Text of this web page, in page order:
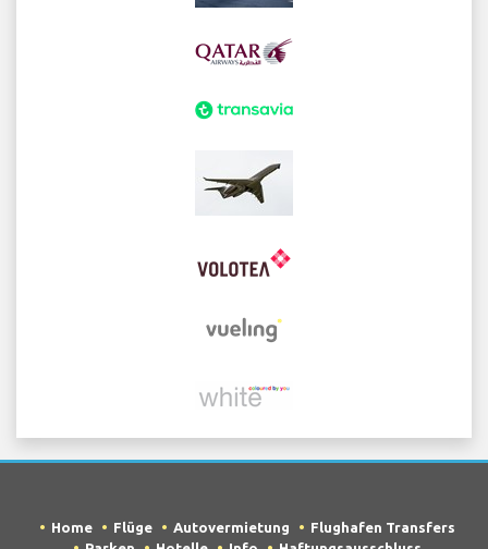
Home Flüge Autovermietung
Flughafen Transfers